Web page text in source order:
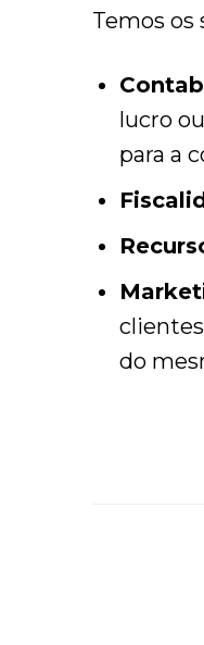
Temos
lucro
para a
do